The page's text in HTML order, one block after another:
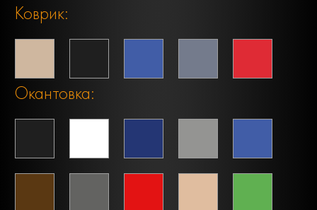
Коврик:
Окантовка: